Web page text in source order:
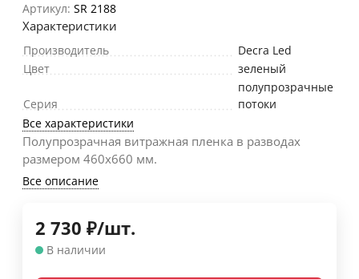
Артикул: SR 2188
Характеристики
Производитель
Decra Led
Цвет
зеленый
Серия
полупрозрачные
потоки
Все характеристики
Полупрозрачная витражная пленка в разводах
размером 460х660 мм.
Все описание
2 730 ₽/шт.
В наличии